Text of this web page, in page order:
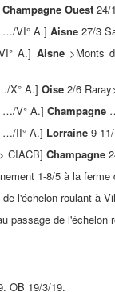
Champagne Ouest 24/
…/VI° A.] Aisne 27/3
A.] Aisne>Monts
X° A.] Oise 2/6
…/V° A.] Champagne
…/II° A.] Lorraine 9-
CIACB] Champagne
1-8/5 à la ferme
l'échelon roulant à
passage de l'échelon
OB 19/3/19.